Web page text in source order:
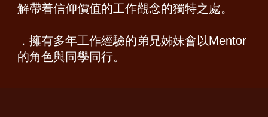
解帶着信仰價值的工作觀念的獨特之處。
．擁有多年工作經驗的弟兄姊妹會以Mentor
的角色與同學同行。